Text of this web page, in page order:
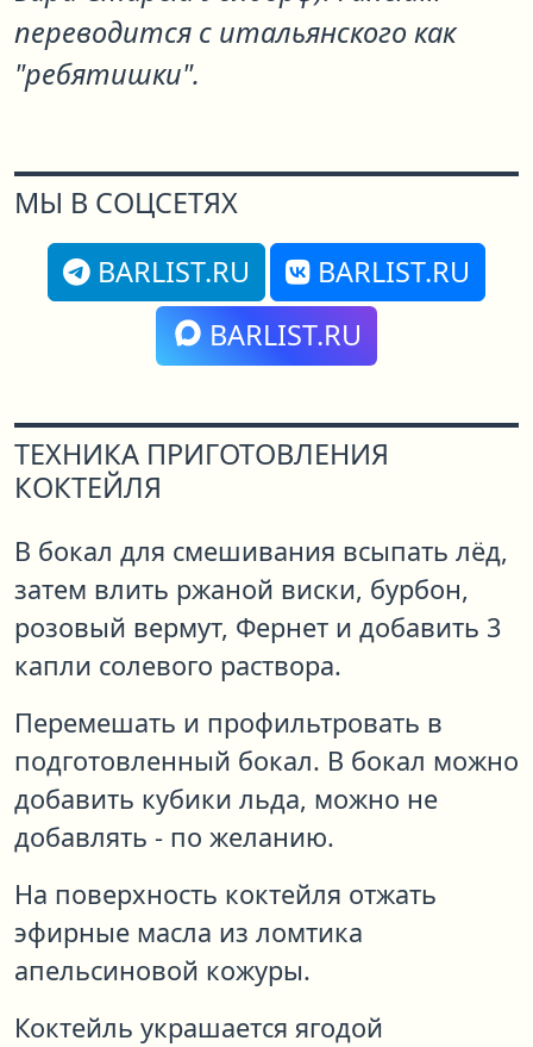
переводится с итальянского как
"ребятишки".
МЫ В СОЦСЕТЯХ
BARLIST.RU
BARLIST.RU
BARLIST.RU
ТЕХНИКА ПРИГОТОВЛЕНИЯ
КОКТЕЙЛЯ
В бокал для смешивания всыпать лёд,
затем влить ржаной виски, бурбон,
розовый вермут, Фернет и добавить 3
капли солевого раствора.
Перемешать и профильтровать в
подготовленный бокал. В бокал можно
добавить кубики льда, можно не
добавлять - по желанию.
На поверхность коктейля отжать
эфирные масла из ломтика
апельсиновой кожуры.
Коктейль украшается ягодой